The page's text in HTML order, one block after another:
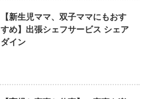
【新生児ママ、双子ママにもおす
すめ】出張シェフサービス シェア
ダイン